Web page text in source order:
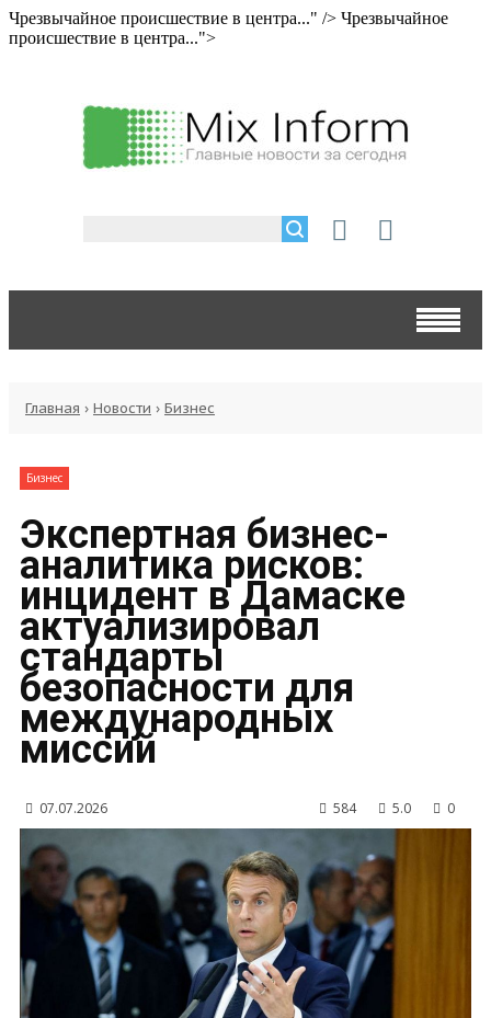
Чрезвычайное происшествие в центра..." /> Чрезвычайное
происшествие в центра...">
Главная › Новости › Бизнес
Бизнес
Экспертная бизнес-
аналитика рисков:
инцидент в Дамаске
актуализировал
стандарты
безопасности для
международных
миссий
07.07.2026 584 5.0 0